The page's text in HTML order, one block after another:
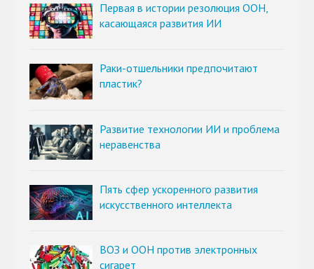
Первая в истории резолюция ООН,
касающаяся развития ИИ
Раки-отшельники предпочитают
пластик?
Развитие технологии ИИ и проблема
неравенства
Пять сфер ускоренного развития
искусственного интеллекта
ВОЗ и ООН против электронных
сигарет